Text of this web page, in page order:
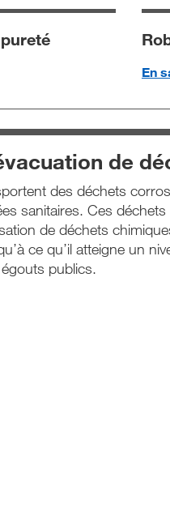
En
de
des déchets
sanitaires. Ces
de déchets
ce qu’il atteigne un
publics.